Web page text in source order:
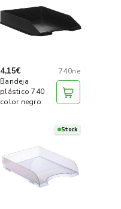
4,15€
740ne
Bandeja
plástico 740
color negro
Stock